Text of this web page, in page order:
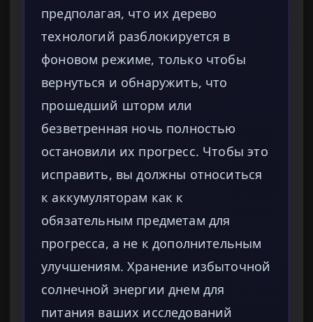
предполагая, что их дерево
технологий разблокируется в
фоновом режиме, только чтобы
вернуться и обнаружить, что
прошедший шторм или
безветренная ночь полностью
остановили их прогресс. Чтобы это
исправить, вы должны относиться
к аккумуляторам как к
обязательным предметам для
прогресса, а не к дополнительным
улучшениям. Хранение избыточной
солнечной энергии днем для
питания ваших исследований